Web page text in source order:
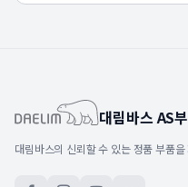
대림바스 AS
대림바스의 신뢰할 수 있는 정품 부품